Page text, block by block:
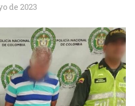
de 2023